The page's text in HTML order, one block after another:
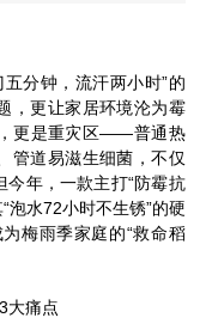
分钟，流汗两小时”的
，更让家居环境沦为霉
更是重灾区——普通热
管道易滋生细菌，不仅
年，一款主打“防霉抗
泡水72小时不生锈”的硬
梅雨季家庭的“救命稻
大痛点